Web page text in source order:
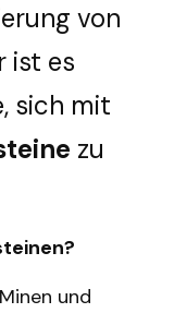
von
ist es
sich mit
zu
und